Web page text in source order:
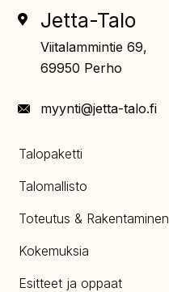
Jetta-Talo
Viitalammintie 69,
69950 Perho
myynti@jetta-talo.fi
Talopaketti
Talomallisto
Toteutus & Rakentaminen
Kokemuksia
Esitteet ja oppaat